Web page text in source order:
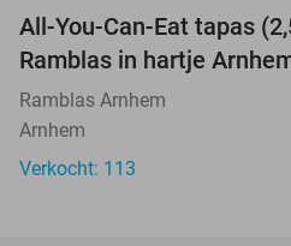
All-You-Can-Eat tapas
Ramblas in hartje
Ramblas Arnhem
Arnhem
Verkocht: 113